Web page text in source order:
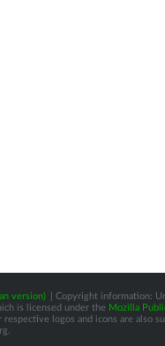
version)
| Copyright information:
is licensed under the Mozilla
logos and icons are also